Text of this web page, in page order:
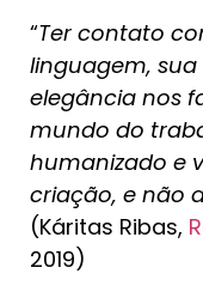
“Ter contato
linguagem,
elegância nos
mundo do
humanizado e
criação, e não
(Káritas Ribas,
2019)